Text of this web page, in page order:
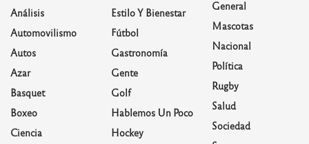
Análisis
Automovilismo
Autos
Azar
Basquet
Boxeo
Ciencia
Estilo Y Bienestar
Fútbol
Gastronomía
Gente
Golf
Hablemos Un Poco
Hockey
General
Mascotas
Nacional
Política
Rugby
Salud
Sociedad